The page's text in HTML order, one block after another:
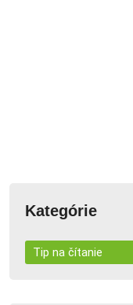
Kategórie
Tip na čítanie